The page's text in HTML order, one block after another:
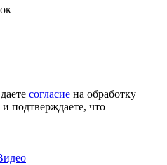
согласие на обработку
подтверждаете, что